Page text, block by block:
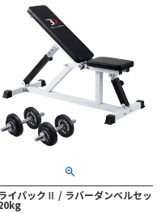
イパックⅡ / ラバーダンベルセッ